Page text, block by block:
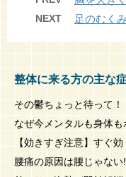
NEXT 足のむくみ
整体に来る方の主な
その鬱ちょっと待って！
なぜ今メンタルも身体
【効きすぎ注意】すぐ
腰痛の原因は腰じゃない